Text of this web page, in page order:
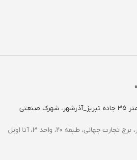
کیلومتر 35 جاده تبریز_آذرشهر، شهرک صنعتی
جهانی، طبقه 20، واحد 3، آتا اویل